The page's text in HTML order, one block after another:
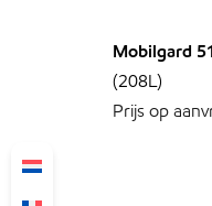
Mobilgard
(208L)
Prijs op